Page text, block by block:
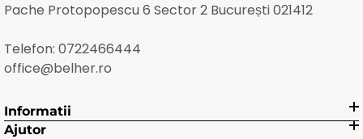
Pache Protopopescu 6 Sector 2 București 021412
Telefon: 0722466444
office@belher.ro
Informatii
Ajutor